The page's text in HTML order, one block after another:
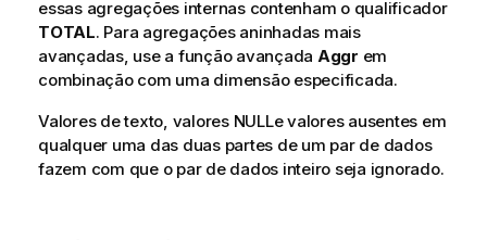
essas agregações internas contenham o qualificador
TOTAL. Para agregações aninhadas mais
avançadas, use a função avançada Aggr em
combinação com uma dimensão especificada.
Valores de texto, valores NULLe valores ausentes em
qualquer uma das duas partes de um par de dados
fazem com que o par de dados inteiro seja ignorado.